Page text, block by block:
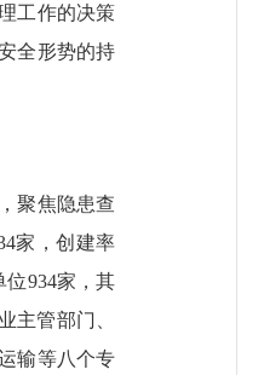
工作的决策
全形势的持
聚焦隐患查
家，创建率
位934家，其
主管部门、
输等八个专